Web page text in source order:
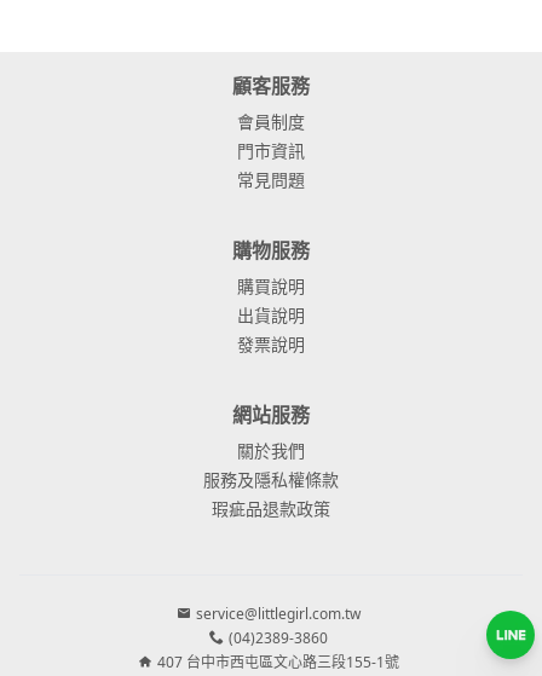
顧客服務
會員制度
門市資訊
常見問題
購物服務
購買說明
出貨說明
發票說明
網站服務
關於我們
服務及隱私權條款
瑕疵品退款政策
service@littlegirl.com.tw
(04)2389-3860
407 台中市西屯區文心路三段155-1號